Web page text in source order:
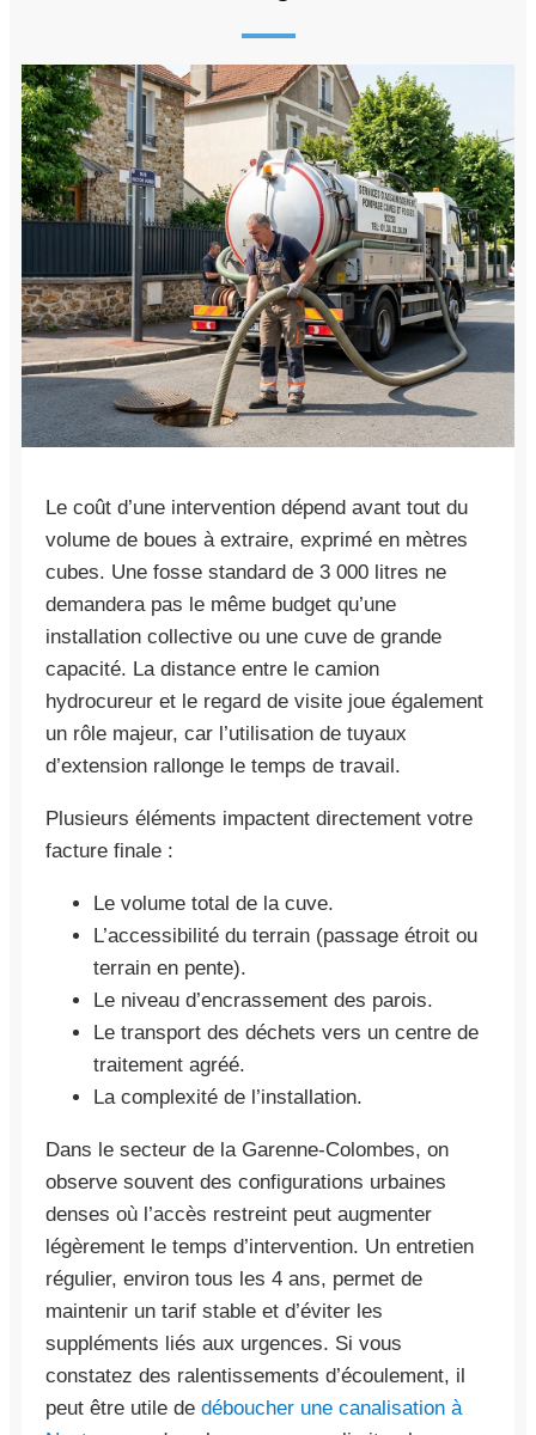
Le coût d’une intervention dépend avant tout du
volume de boues à extraire, exprimé en mètres
cubes. Une fosse standard de 3 000 litres ne
demandera pas le même budget qu’une
installation collective ou une cuve de grande
capacité. La distance entre le camion
hydrocureur et le regard de visite joue également
un rôle majeur, car l’utilisation de tuyaux
d’extension rallonge le temps de travail.
Plusieurs éléments impactent directement votre
facture finale :
Le volume total de la cuve.
L’accessibilité du terrain (passage étroit ou
terrain en pente).
Le niveau d’encrassement des parois.
Le transport des déchets vers un centre de
traitement agréé.
La complexité de l’installation.
Dans le secteur de la Garenne-Colombes, on
observe souvent des configurations urbaines
denses où l’accès restreint peut augmenter
légèrement le temps d’intervention. Un entretien
régulier, environ tous les 4 ans, permet de
maintenir un tarif stable et d’éviter les
suppléments liés aux urgences. Si vous
constatez des ralentissements d’écoulement, il
peut être utile de déboucher une canalisation à